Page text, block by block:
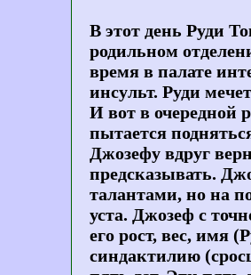
В этот день Руди
родильном
время в палате
инсульт. Руди
И вот в очередной
пытается
Джозефу вдруг
предсказывать.
талантами, но на
уста. Джозеф с
его рост, вес, имя
синдактилию